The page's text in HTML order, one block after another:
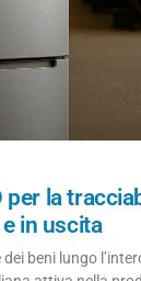
per la
in uscita
beni lungo